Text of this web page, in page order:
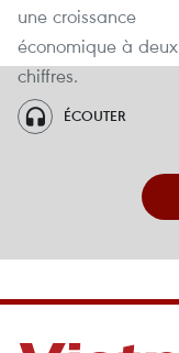
une croissance
économique à deux
chiffres.
ÉCOUTER